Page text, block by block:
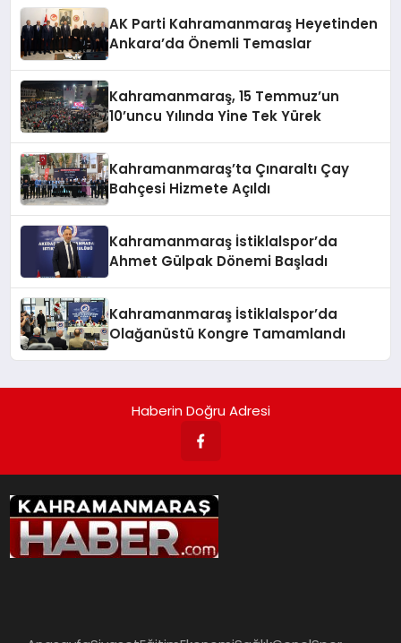
AK Parti Kahramanmaraş Heyetinden
Ankara’da Önemli Temaslar
Kahramanmaraş, 15 Temmuz’un
10’uncu Yılında Yine Tek Yürek
Kahramanmaraş’ta Çınaraltı Çay
Bahçesi Hizmete Açıldı
Kahramanmaraş İstiklalspor’da
Ahmet Gülpak Dönemi Başladı
Kahramanmaraş İstiklalspor’da
Olağanüstü Kongre Tamamlandı
Haberin Doğru Adresi